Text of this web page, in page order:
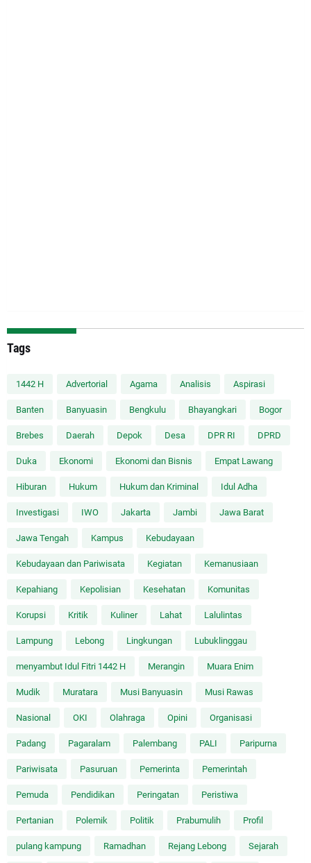
Tags
1442 H Advertorial Agama Analisis Aspirasi
Banten Banyuasin Bengkulu Bhayangkari Bogor
Brebes Daerah Depok Desa DPR RI DPRD
Duka Ekonomi Ekonomi dan Bisnis Empat Lawang
Hiburan Hukum Hukum dan Kriminal Idul Adha
Investigasi IWO Jakarta Jambi Jawa Barat
Jawa Tengah Kampus Kebudayaan
Kebudayaan dan Pariwisata Kegiatan Kemanusiaan
Kepahiang Kepolisian Kesehatan Komunitas
Korupsi Kritik Kuliner Lahat Lalulintas
Lampung Lebong Lingkungan Lubuklinggau
menyambut Idul Fitri 1442 H Merangin Muara Enim
Mudik Muratara Musi Banyuasin Musi Rawas
Nasional OKI Olahraga Opini Organisasi
Padang Pagaralam Palembang PALI Paripurna
Pariwisata Pasuruan Pemerinta Pemerintah
Pemuda Pendidikan Peringatan Peristiwa
Pertanian Polemik Politik Prabumulih Profil
pulang kampung Ramadhan Rejang Lebong Sejarah